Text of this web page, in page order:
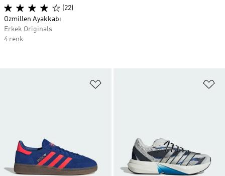
(22)
Ozmillen Ayakkabı
Erkek Originals
4 renk